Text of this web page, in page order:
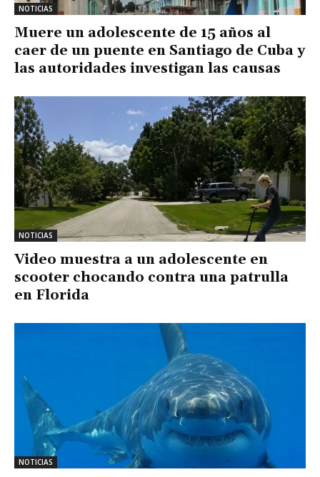
NOTICIAS
Muere un adolescente de 15 años al
caer de un puente en Santiago de Cuba y
las autoridades investigan las causas
NOTICIAS
Video muestra a un adolescente en
scooter chocando contra una patrulla
en Florida
NOTICIAS